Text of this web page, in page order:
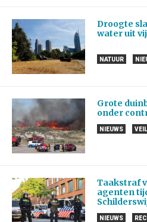
Droogte
water uit
NATUUR
Grote
onder
NIEUWS
Taakstraf
agenten
NIEUWS